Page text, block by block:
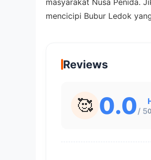
mencicipi Bubur Ledok
Reviews
🥰 0.0/ 50